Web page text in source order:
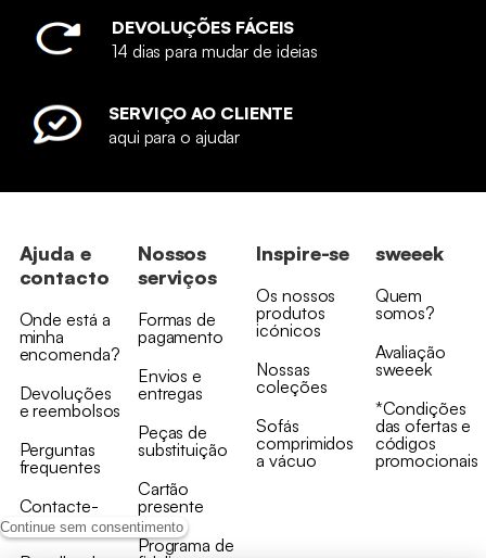
Continue sem consentimento
DEVOLUÇÕES FÁCEIS
14 dias para mudar de ideias
SERVIÇO AO CLIENTE
aqui para o ajudar
Ajuda e
contacto
Onde está a
minha
encomenda?
Devoluções
e reembolsos
Perguntas
frequentes
Contacte-
nos
Nossos
serviços
Formas de
pagamento
Envios e
entregas
Peças de
substituição
Cartão
presente
Programa de
Inspire-se
Os nossos
produtos
icónicos
Nossas
coleções
Sofás
comprimidos
a vácuo
sweeek
Quem
somos?
Avaliação
sweeek
*Condições
das ofertas e
códigos
promocionais